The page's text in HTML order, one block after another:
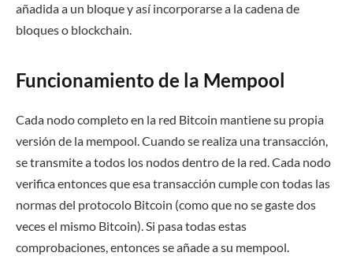
añadida a un bloque y así incorporarse a la cadena de
bloques o blockchain.
Funcionamiento de la Mempool
Cada nodo completo en la red Bitcoin mantiene su propia
versión de la mempool. Cuando se realiza una transacción,
se transmite a todos los nodos dentro de la red. Cada nodo
verifica entonces que esa transacción cumple con todas las
normas del protocolo Bitcoin (como que no se gaste dos
veces el mismo Bitcoin). Si pasa todas estas
comprobaciones, entonces se añade a su mempool.